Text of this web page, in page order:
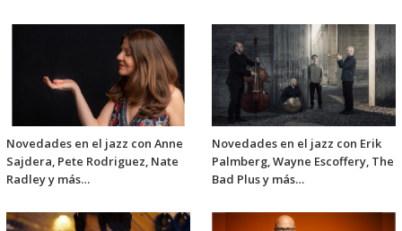
Novedades en el jazz con Anne
Sajdera, Pete Rodriguez, Nate
Radley y más…
Novedades en el jazz con Erik
Palmberg, Wayne Escoffery, The
Bad Plus y más…